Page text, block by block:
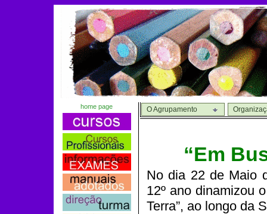
home page O Agrupamento
“Em
No dia 22 de Maio
12º ano dinamizou
Terra”, ao longo da